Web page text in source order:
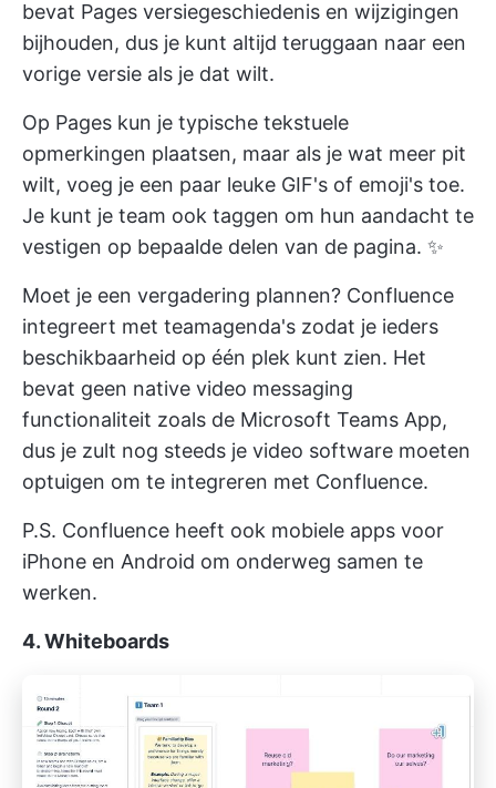
bevat Pages versiegeschiedenis en wijzigingen
bijhouden, dus je kunt altijd teruggaan naar een
vorige versie als je dat wilt.
Op Pages kun je typische tekstuele
opmerkingen plaatsen, maar als je wat meer pit
wilt, voeg je een paar leuke GIF's of emoji's toe.
Je kunt je team ook taggen om hun aandacht te
vestigen op bepaalde delen van de pagina. ✨
Moet je een vergadering plannen? Confluence
integreert met teamagenda's zodat je ieders
beschikbaarheid op één plek kunt zien. Het
bevat geen native video messaging
functionaliteit zoals de Microsoft Teams App,
dus je zult nog steeds je video software moeten
optuigen om te integreren met Confluence.
P.S. Confluence heeft ook mobiele apps voor
iPhone en Android om onderweg samen te
werken.
4. Whiteboards